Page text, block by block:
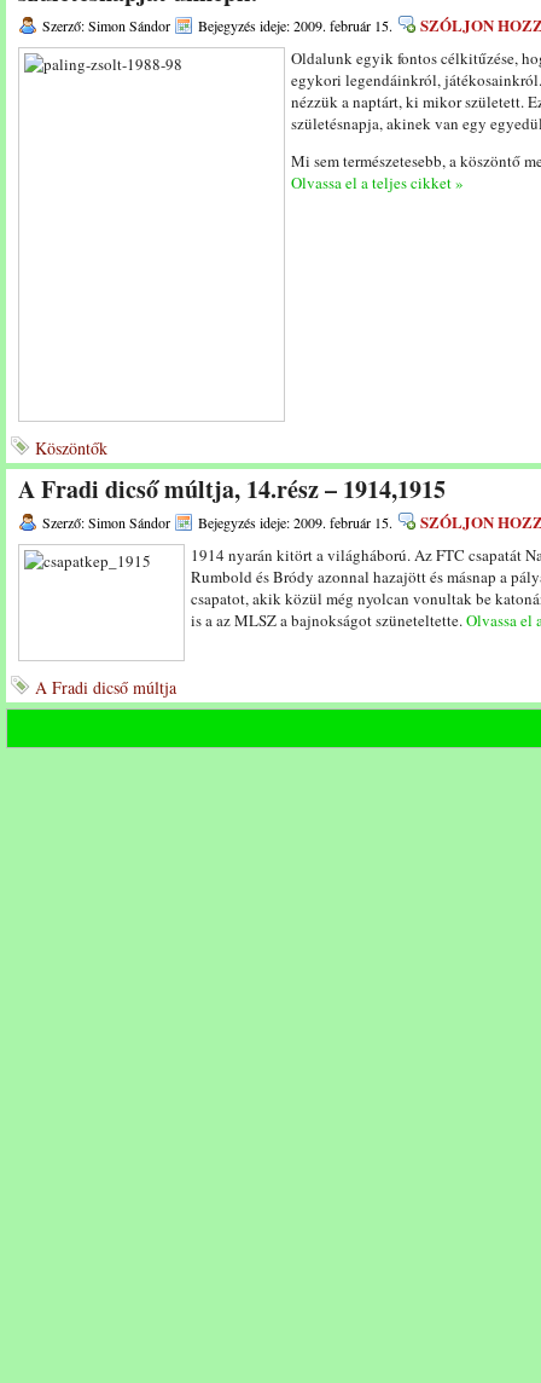
Szerző: Simon Sándor Bejegyzés ideje: 2009. február 15. SZÓLJON
Oldalunk egyik fontos célkitűzése,
egykori legendáinkról,
nézzük a naptárt, ki mikor született.
születésnapja, akinek van egy
Mi sem természetesebb, a köszöntő
Olvassa el a teljes cikket »
Köszöntők
A Fradi dicső múltja, 14.rész – 1914,1915
Szerző: Simon Sándor Bejegyzés ideje: 2009. február 15. SZÓLJON
1914 nyarán kitört a világháború. Az FTC csapatát
Rumbold és Bródy azonnal hazajött és másnap a
csapatot, akik közül még nyolcan vonultak be
is a az MLSZ a bajnokságot szüneteltette.Olvassa el
A Fradi dicső múltja